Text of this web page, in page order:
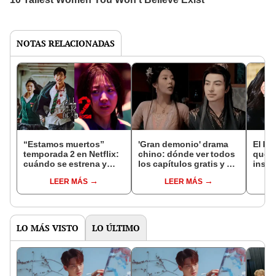
NOTAS RELACIONADAS
“Estamos muertos”
temporada 2 en Netflix:
cuándo se estrena y
temporadaLEER MÁS
'Gran demonio' drama
chino: dónde ver todos
los capítulos gratis y en
LEER MÁS
El k-
que
LO MÁS VISTO LO ÚLTIMO